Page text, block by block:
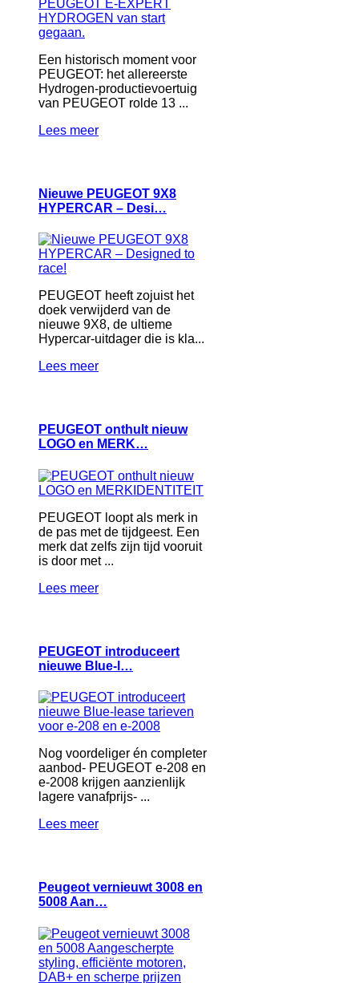
Een historisch moment voor
PEUGEOT: het allereerste
Hydrogen-productievoertuig
van PEUGEOT rolde 13 ...
Lees meer
Nieuwe PEUGEOT 9X8
HYPERCAR – Desi…
PEUGEOT heeft zojuist het
doek verwijderd van de
nieuwe 9X8, de ultieme
Hypercar-uitdager die is kla...
Lees meer
PEUGEOT onthult nieuw
LOGO en MERK…
PEUGEOT loopt als merk in
de pas met de tijdgeest. Een
merk dat zelfs zijn tijd vooruit
is door met ...
Lees meer
PEUGEOT introduceert
nieuwe Blue-l…
Nog voordeliger én completer
aanbod- PEUGEOT e-208 en
e-2008 krijgen aanzienlijk
lagere vanafprijs- ...
Lees meer
Peugeot vernieuwt 3008 en
5008 Aan…